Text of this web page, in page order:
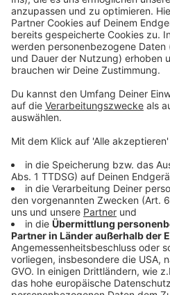
gemeldet. Demnach kommt
45%, Schönberger (CDU) auf
sieht weiter alles nach einer
Beiden aus. Dahinter liegen
13%, Hartwig (AfD) 6,5%.
Bei den Sitzen für den
zugelegt. Sie kommt auf 26%,
Dahinter auf Platz 3 kommen
Stand 19.10 Uhr:
Die ersten Wahllokale haben
gemeldet. Für die
derzeit alles nach einer
Oberbürgermeister Richrath